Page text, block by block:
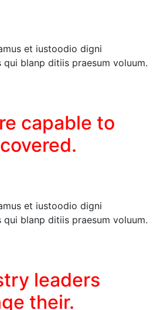
et iustoodio digni
blanp ditiis praesum voluum.
capable to
et iustoodio digni
blanp ditiis praesum voluum.
leaders
their.